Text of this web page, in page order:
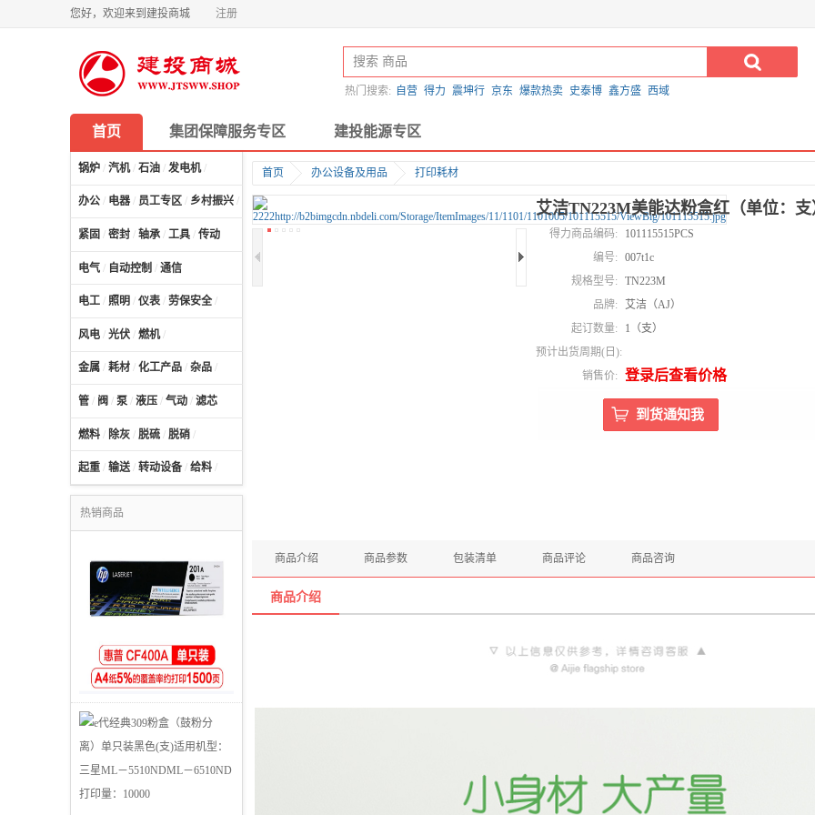
您好，欢迎来到建投商城 注册
热门搜索: 自营 得力 震坤行 京东 爆款热卖 史泰博 鑫方盛 西域
首页 集团保障服务专区 建投能源专区
锅炉 / 汽机/ 石油 / 发电机/
办公 / 电器 / 员工专区 / 乡村振兴 / 计算机及配件
紧固 / 密封 / 轴承 / 工具 / 传动
电气 / 自动控制 / 通信
电工 / 照明 / 仪表 / 劳保安全 /
风电 / 光伏 / 燃机/
金属 / 耗材 / 化工产品 / 杂品 /
管 / 阀 / 泵 / 液压 / 气动 / 滤芯
燃料 / 除灰 / 脱硫 / 脱硝 /
起重 / 输送/ 转动设备 / 给料 /
热销商品
首页 办公设备及用品 打印耗材
艾洁TN223M美能达粉盒红（单位：支
得力商品编码:
101115515PCS
编号:
007t1c
规格型号:
TN223M
品牌:
艾洁（AJ）
起订数量:
1（支）
预计出货周期(日):
销售价:
登录后查看价格
商品介绍 商品参数 包装清单 商品评论 商品咨询
商品介绍